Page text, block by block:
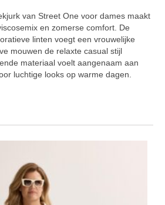
van Street One voor dames maakt
en zomerse comfort. De
linten voegt een vrouwelijke
mouwen de relaxte casual stijl
materiaal voelt aangenaam aan
luchtige looks op warme dagen.